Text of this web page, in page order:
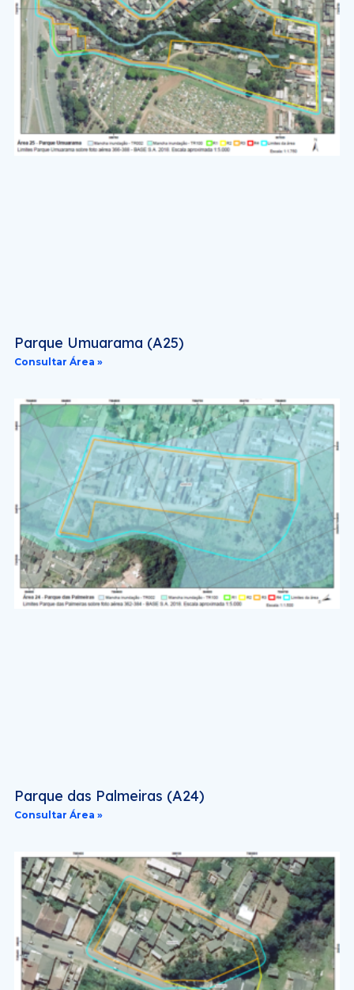
Parque Umuarama (A25)
Consultar Área »
Parque das Palmeiras (A24)
Consultar Área »